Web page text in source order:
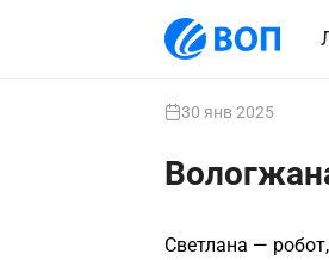
30 янв 2025
Светлана —